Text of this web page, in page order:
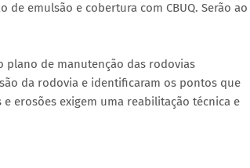
emulsão e cobertura com CBUQ. Serão ao
plano de manutenção das rodovias
da rodovia e identificaram os pontos que
erosões exigem uma reabilitação técnica e